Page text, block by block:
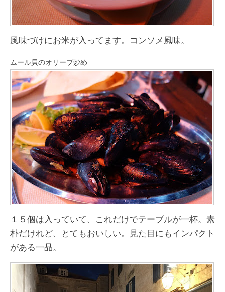
風味づけにお米が入ってます。コンソメ風味。
ムール貝のオリーブ炒め
１５個は入っていて、これだけでテーブルが一杯。素
朴だけれど、とてもおいしい。見た目にもインパクト
がある一品。